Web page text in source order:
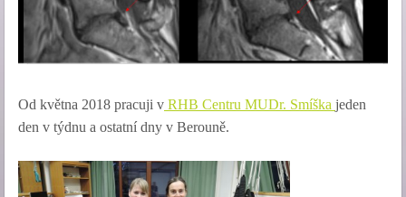
Od května 2018 pracuji v RHB Centru MUDr. Smíška jeden
den v týdnu a ostatní dny v Berouně.